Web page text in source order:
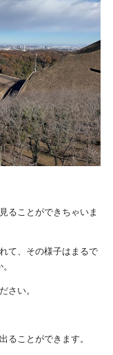
ることができちゃいま
て、その様子はまるで
さい。
ることができます。